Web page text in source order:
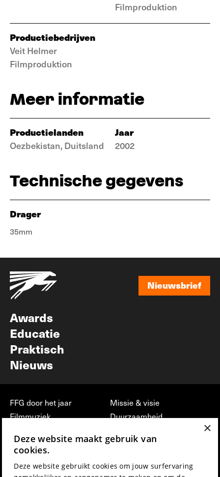
Filmproduktion
Productiebedrijven
Veit Helmer
Filmproduktion
Meer informatie
Productielanden
Oezbekistan, Duitsland
Jaar
2002
Technische gegevens
Drager
35mm
Nieuwsbrief
Awards
Educatie
Praktisch
Nieuws
FFG door het jaar
Filmmuziek
Press & Industry
Film Fest Friends
Missie & visie
Duurzaamheid
vrijwilligerswerk bij FFG
Privacy & Disclaimer
×
Deze website maakt gebruik van
cookies.
Deze website gebruikt cookies om jouw surfervaring